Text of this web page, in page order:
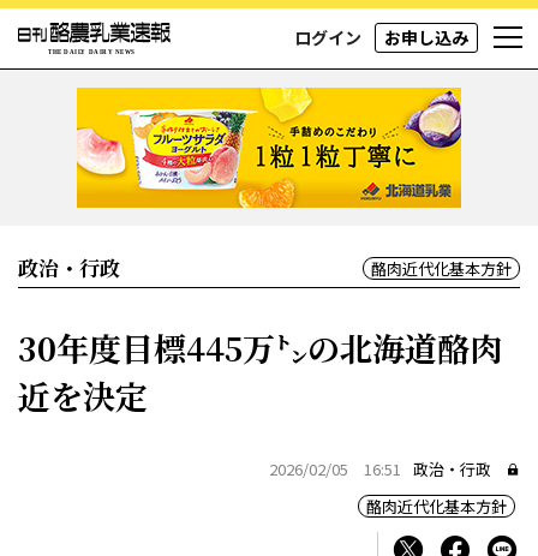
ログイン お申し込み
政治・行政 酪肉近代化基本方針
30年度目標445万㌧の北海道酪肉
近を決定
2026/02/05 16:51 政治・行政
酪肉近代化基本方針